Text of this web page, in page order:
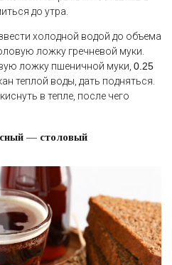
до утра.
холодной водой до объема
ложку гречневой муки.
ложку пшеничной муки, 0.25
теплой воды, дать подняться.
в тепле, после чего
— столовый